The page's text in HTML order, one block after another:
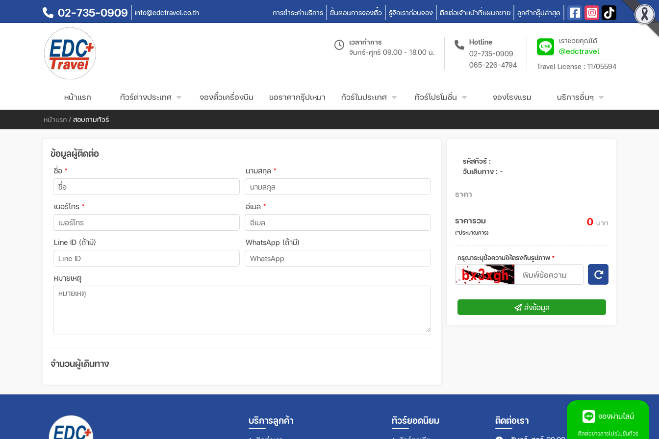
02-735-0909 info@edctravel.co.th การชำระค่าบริการ ขั้นตอนการจองตั๋ว รู้จักเราก่อนจอง ติดต่อเจ้าหน้าที่แผนกขาย ลูกค้ากรุ๊ปล่าสุด
เวลาทำการ
จันทร์-ศุกร์ 09.00 - 18.00 น.
Hotline
02-735-0909
065-226-4794
เราช่วยคุณได้
@edctravel
Travel License : 11/05594
หน้าแรก ทัวร์ต่างประเทศ จองตั๋วเครื่องบิน ขอราคากรุ๊ปเหมา ทัวร์ในประเทศ ทัวร์โปรโมชั่น จองโรงแรม บริการอื่นๆ
หน้าแรก / สอบถามทัวร์
ข้อมูลผู้ติดต่อ
ชื่อ * นามสกุล *
เบอร์โทร * อีเมล *
Line ID (ถ้ามี) WhatsApp (ถ้ามี)
หมายเหตุ
จำนวนผู้เดินทาง
รหัสทัวร์ :
วันเดินทาง : -
ราคา
ราคารวม
(*ประมาณการ)
0 บาท
กรุณาระบุข้อความให้ตรงกับรูปภาพ *
ส่งข้อมูล
บริการลูกค้า ทัวร์ยอดนิยม ติดต่อเรา จองผ่านไลน์
ติดต่อข่าวสารโปรโมชั่นทัวร์